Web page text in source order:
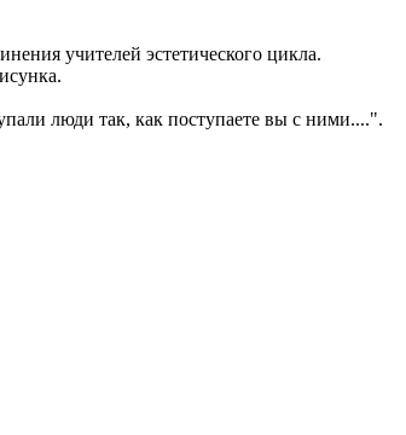
учителей эстетического цикла.
люди так, как поступаете вы с ними....".